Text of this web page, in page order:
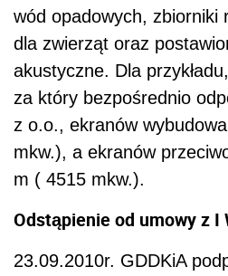
wód opadowych, zbiorniki
dla zwierząt oraz
akustyczne. Dla
za który bezpośrednio
z o.o., ekranów
mkw.), a ekranów
m ( 4515 mkw.).
Odstąpienie od umowy z I
23.09.2010r. GDDKiA